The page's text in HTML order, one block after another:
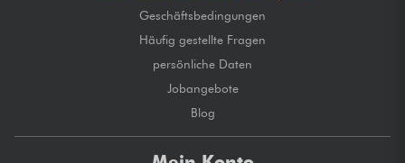
Geschäftsbedingungen
Häufig gestellte Fragen
persönliche Daten
Jobangebote
Blog